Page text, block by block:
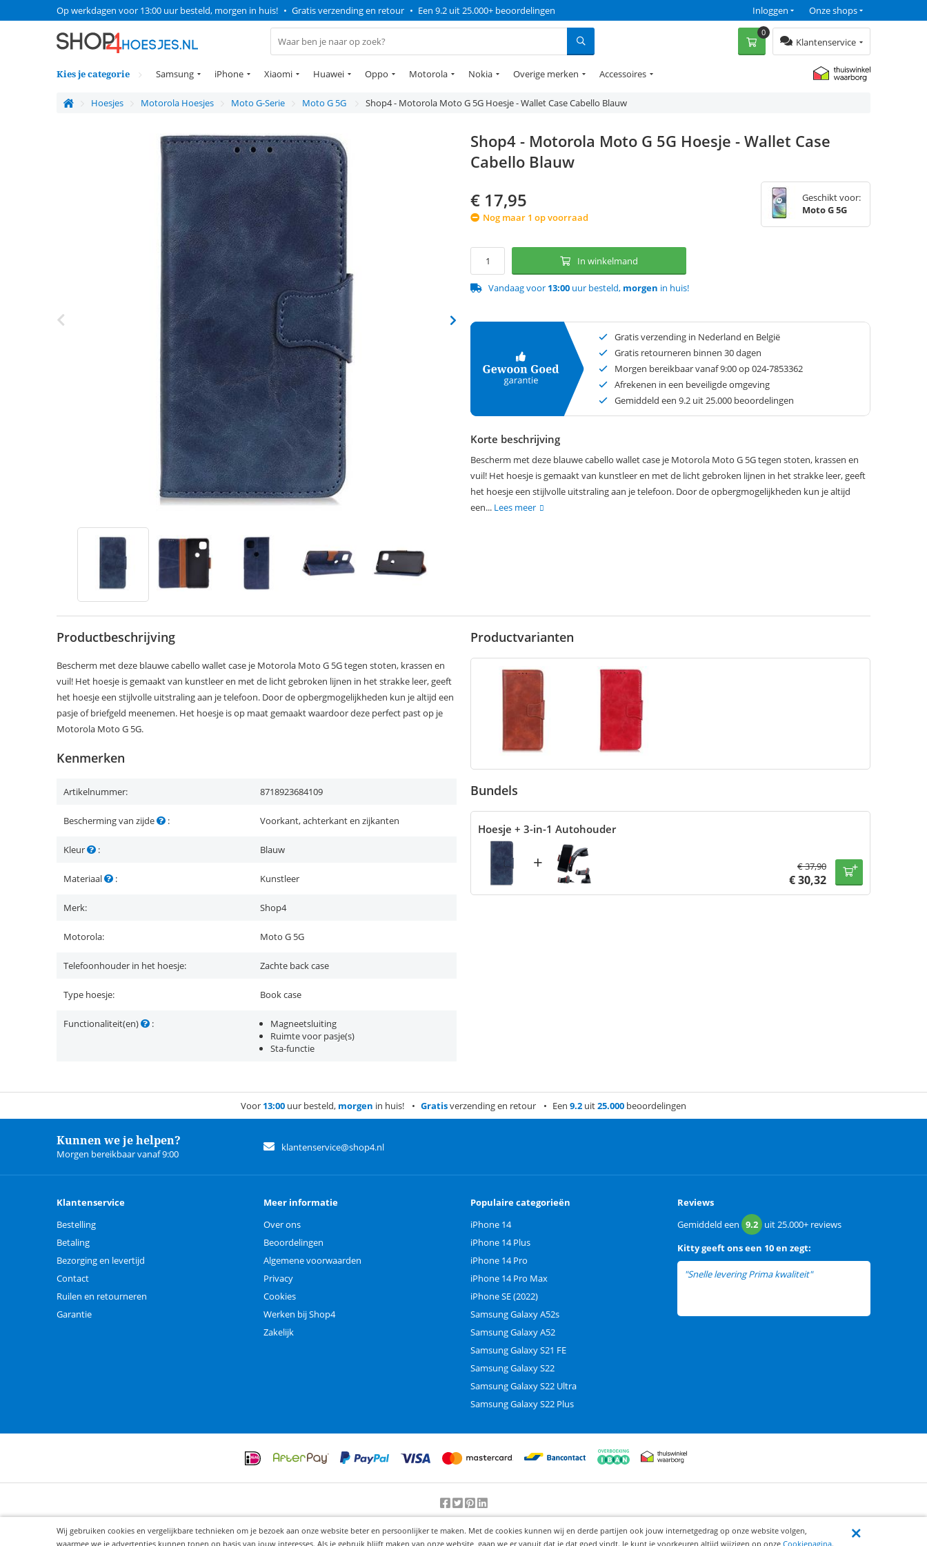
Op werkdagen voor 13:00 uur besteld, morgen in huis! • Gratis verzending en retour • Een 9.2 uit 25.000+ beoordelingen Onze shops
Inloggen
Klantenservice
0
Kies je categorie Samsung iPhone Xiaomi Huawei Oppo Motorola Nokia Overige merken Accessoires
Hoesjes Motorola Hoesjes Moto G-Serie Moto G 5G Shop4 - Motorola Moto G 5G Hoesje - Wallet Case Cabello Blauw
Shop4 - Motorola Moto G 5G Hoesje - Wallet Case
Cabello Blauw
€ 17,95
Nog maar 1 op voorraad
Geschikt voor:
Moto G 5G
In winkelmand
Vandaag voor 13:00 uur besteld, morgen in huis!
Gratis verzending in Nederland en België
Gratis retourneren binnen 30 dagen
Morgen bereikbaar vanaf 9:00 op 024-7853362
Afrekenen in een beveiligde omgeving
Gemiddeld een 9.2 uit 25.000 beoordelingen
Korte beschrijving
Bescherm met deze blauwe cabello wallet case je Motorola Moto G 5G tegen stoten, krassen en
vuil! Het hoesje is gemaakt van kunstleer en met de licht gebroken lijnen in het strakke leer, geeft
het hoesje een stijlvolle uitstraling aan je telefoon. Door de opbergmogelijkheden kun je altijd
een... Lees meer
Productbeschrijving
Bescherm met deze blauwe cabello wallet case je Motorola Moto G 5G tegen stoten, krassen en
vuil! Het hoesje is gemaakt van kunstleer en met de licht gebroken lijnen in het strakke leer, geeft
het hoesje een stijlvolle uitstraling aan je telefoon. Door de opbergmogelijkheden kun je altijd een
pasje of briefgeld meenemen. Het hoesje is op maat gemaakt waardoor deze perfect past op je
Motorola Moto G 5G.
Kenmerken
Artikelnummer: 8718923684109
Bescherming van zijde : Voorkant, achterkant en zijkanten
Kleur : Blauw
Materiaal : Kunstleer
Merk: Shop4
Motorola: Moto G 5G
Telefoonhouder in het hoesje: Zachte back case
Type hoesje: Book case
Functionaliteit(en) :
Magneetsluiting
Ruimte voor pasje(s)
Sta-functie
Productvarianten
Bundels
Hoesje + 3-in-1 Autohouder
+ €37,90
€30,32
Voor 13:00 uur besteld, morgen in huis! Gratisverzending en retour Een 9.2 uit25.000 beoordelingen
Kunnen we je helpen?
Morgen bereikbaar vanaf 9:00
klantenservice@shop4.nl
Klantenservice
Bestelling
Betaling
Bezorging en levertijd
Contact
Ruilen en retourneren
Garantie
Meer informatie
Over ons
Beoordelingen
Algemene voorwaarden
Privacy
Cookies
Werken bij Shop4
Zakelijk
Populaire categorieën
iPhone 14
iPhone 14 Plus
iPhone 14 Pro
iPhone 14 Pro Max
iPhone SE (2022)
Samsung Galaxy A52s
Samsung Galaxy A52
Samsung Galaxy S21 FE
Samsung Galaxy S22
Samsung Galaxy S22 Ultra
Samsung Galaxy S22 Plus
Reviews
Gemiddeld een 9.2 uit25.000+ reviews
Kittygeeft ons een 10 en zegt:
"Snelle levering Prima kwaliteit"
Beoordeling door klanten:9.2/10-25000beoordelingen
© 2012-2026 Knaak Commerce B.V.
Wij gebruiken cookies en vergelijkbare technieken om je bezoek aan onze website beter en persoonlijker te maken. Met de cookies kunnen wij en derde partijen ook jouw internetgedrag op onze website volgen,
waarmee we je advertenties kunnen tonen op basis van jouw interesses. Als je gebruik blijft maken van onze website, gaan we er vanuit dat je dat goed vindt. Je kunt je voorkeuren altijd wijzigen op onze Cookiepagina.